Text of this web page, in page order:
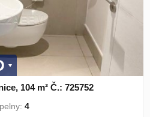
104 m² Č.: 725752
4